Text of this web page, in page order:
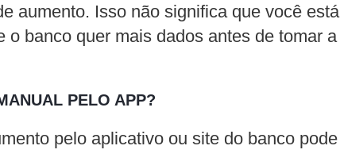
aumento. Isso não significa que você está
o banco quer mais dados antes de tomar a
PELO APP?
pelo aplicativo ou site do banco pode